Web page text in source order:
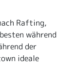
Rafting,
während
der
ideale